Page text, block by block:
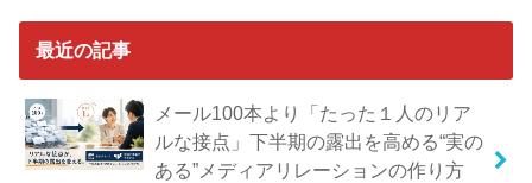
最近の記事
メール100本より「たった１人のリア
ルな接点」下半期の露出を高める“実の
ある”メディアリレーションの作り方